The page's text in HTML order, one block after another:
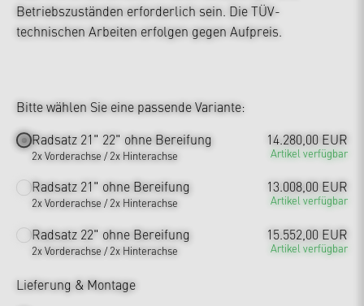
Betriebszuständen erforderlich sein. Die TÜV-
technischen Arbeiten erfolgen gegen Aufpreis.
Bitte wählen Sie eine passende Variante:
Radsatz 21" 22" ohne Bereifung
2x Vorderachse / 2x Hinterachse
14.280,00 EUR
Artikel verfügbar
Radsatz 21" ohne Bereifung
2x Vorderachse / 2x Hinterachse
13.008,00 EUR
Artikel verfügbar
Radsatz 22" ohne Bereifung
2x Vorderachse / 2x Hinterachse
15.552,00 EUR
Artikel verfügbar
Lieferung & Montage